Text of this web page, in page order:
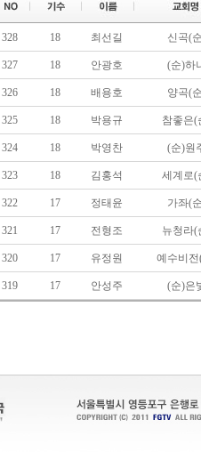
328 18 최선길 신곡(
327 18 안광호 (순)하
326 18 배용호 양곡(
325 18 박용규 참좋은(
324 18 박영찬 (순)원
323 18 김홍석 세계로(
322 17 정태윤 가좌(
321 17 전형조 뉴청라(
320 17 유정원 예수비
319 17 안성주 (순)은